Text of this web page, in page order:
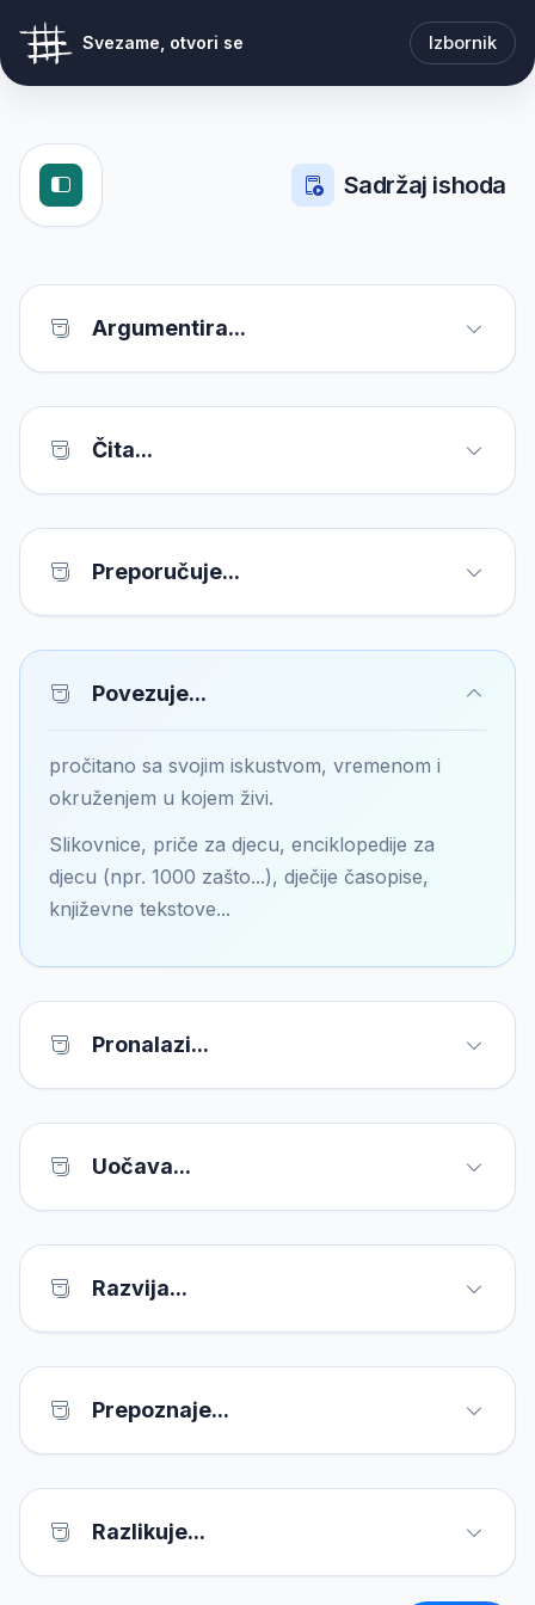
Svezame, otvori se Izbornik
Sadržaj ishoda
Argumentira...
Čita...
Preporučuje...
Povezuje...
pročitano sa svojim iskustvom, vremenom i
okruženjem u kojem živi.
Slikovnice, priče za djecu, enciklopedije za
djecu (npr. 1000 zašto...), dječije časopise,
književne tekstove...
Pronalazi...
Uočava...
Razvija...
Prepoznaje...
Razlikuje...